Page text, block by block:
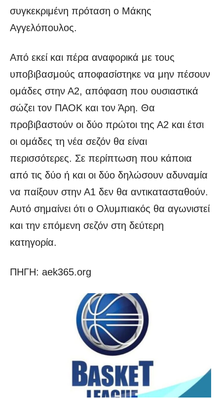
συγκεκριμένη πρόταση ο Μάκης
Αγγελόπουλος.
Από εκεί και πέρα αναφορικά με τους
υποβιβασμούς αποφασίστηκε να μην πέσουν
ομάδες στην Α2, απόφαση που ουσιαστικά
σώζει τον ΠΑΟΚ και τον Άρη. Θα
προβιβαστούν οι δύο πρώτοι της Α2 και έτσι
οι ομάδες τη νέα σεζόν θα είναι
περισσότερες. Σε περίπτωση που κάποια
από τις δύο ή και οι δύο δηλώσουν αδυναμία
να παίξουν στην Α1 δεν θα αντικατασταθούν.
Αυτό σημαίνει ότι ο Ολυμπιακός θα αγωνιστεί
και την επόμενη σεζόν στη δεύτερη
κατηγορία.
ΠΗΓΗ: aek365.org